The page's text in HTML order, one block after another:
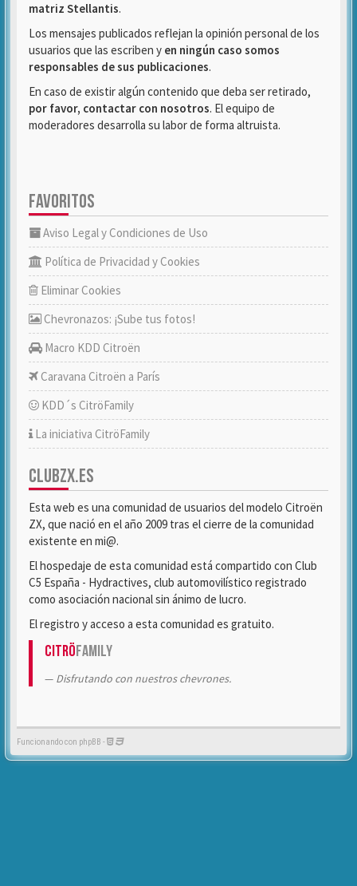
matriz Stellantis.
Los mensajes publicados reflejan la opinión personal de los
usuarios que las escriben y en ningún caso somos
responsables de sus publicaciones.
En caso de existir algún contenido que deba ser retirado,
por favor, contactar con nosotros. El equipo de
moderadores desarrolla su labor de forma altruista.
FAVORITOS
Aviso Legal y Condiciones de Uso
Política de Privacidad y Cookies
Eliminar Cookies
Chevronazos: ¡Sube tus fotos!
Macro KDD Citroën
Caravana Citroën a París
KDD´s CitröFamily
La iniciativa CitröFamily
CLUBZX.ES
Esta web es una comunidad de usuarios del modelo Citroën
ZX, que nació en el año 2009 tras el cierre de la comunidad
existente en mi@.
El hospedaje de esta comunidad está compartido con Club
C5 España - Hydractives, club automovilístico registrado
como asociación nacional sin ánimo de lucro.
El registro y acceso a esta comunidad es gratuito.
CitröFamily
Disfrutando con nuestros chevrones.
Funcionando con phpBB -